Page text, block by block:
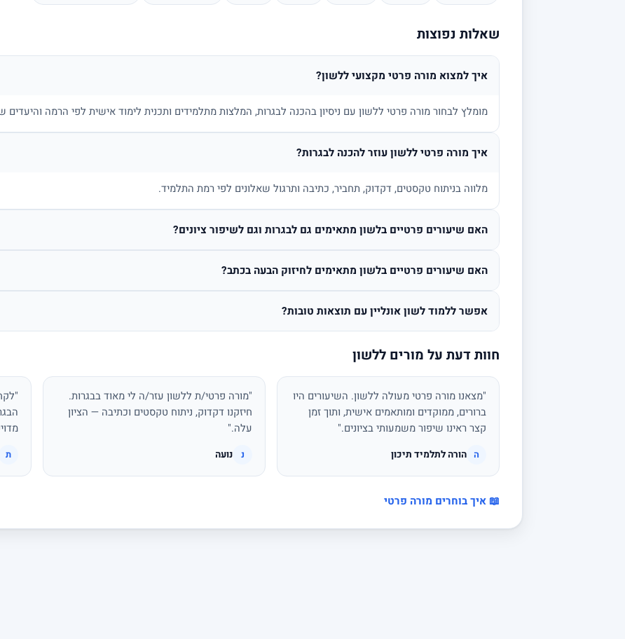
שאלות נפוצות
איך למצוא מורה פרטי מקצועי ללשון?
מומלץ לבחור מורה פרטי ללשון עם ניסיון בהכנה לבגרות, המלצות מתלמידים ותכנית לימוד אישית לפי הרמה והיעדים
איך מורה פרטי ללשון עוזר להכנה לבגרות?
מלווה בניתוח טקסטים, דקדוק, תחביר, כתיבה ותרגול שאלונים לפי רמת התלמיד.
האם שיעורים פרטיים בלשון מתאימים גם לבגרות וגם לשיפור ציונים?
האם שיעורים פרטיים בלשון מתאימים לחיזוק הבעה בכתב?
אפשר ללמוד לשון אונליין עם תוצאות טובות?
חוות דעת על מורים ללשון
"מצאנו מורה פרטי מעולה ללשון. השיעורים היו
ברורים, ממוקדים ומותאמים אישית, ותוך זמן
קצר ראינו שיפור משמעותי בציונים."
ה הורה לתלמיד תיכון
"מורה פרטי/ת ללשון עזר/ה לי מאוד בבגרות.
חיזקנו דקדוק, ניתוח טקסטים וכתיבה — הציון
עלה."
נ נועה ת
📖 איך בוחרים מורה פרטי